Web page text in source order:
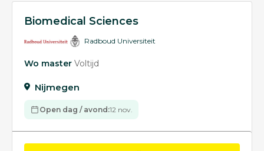
Biomedical Sciences
Radboud Universiteit
Wo master Voltijd
Nijmegen
Open dag / avond:12 nov.